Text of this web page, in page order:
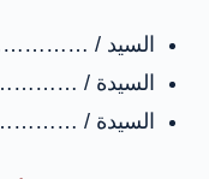
السيد /
السيدة /
السيدة /